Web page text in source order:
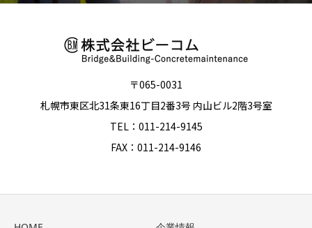
〒065-0031
札幌市東区北31条東16丁目2番3号 内山ビル2階3号室
TEL：011-214-9145
FAX：011-214-9146